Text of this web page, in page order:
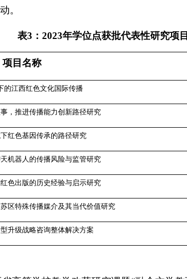
。
表3：2023年学位点获批代表性研究项目
项目名称
的江西红色文化国际传播
，推进传播能力创新路径研究
红色基因传承的路径研究
机器人的传播风险与监管研究
色出版的历史经验与启示研究
区特殊传播媒介及其当代价值研究
升级战略咨询整体解决方案